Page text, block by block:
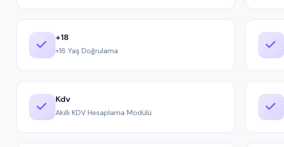
+18
+18 Yaş Doğrulama
Kdv
Akıllı KDV Hesaplama Modülü